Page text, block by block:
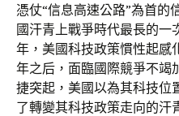
憑仗“信息高速公路”為首的
國汗青上戰爭時代最長的一
年，美國科技政策慣性起感
年之后，面臨國際競爭不竭
捷突起，美國以為其科技位
了轉變其科技政策走向的汗